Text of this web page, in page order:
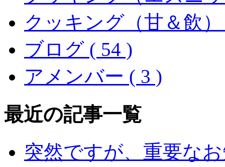
クッキング（甘＆飲
ブログ ( 54 )
アメンバー ( 3 )
最近の記事一覧
突然ですが、重要な